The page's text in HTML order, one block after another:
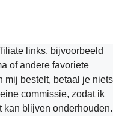
links, bijvoorbeeld
of andere favoriete
mij bestelt, betaal je niets
commissie, zodat ik
kan blijven onderhouden.